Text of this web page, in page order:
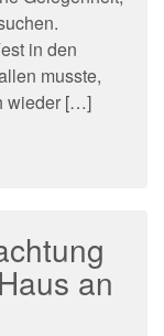
in den
musste,
wieder […]
an